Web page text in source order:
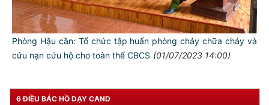
Phòng Hậu cần: Tổ chức tập huấn phòng cháy chữa cháy và
cứu nạn cứu hộ cho toàn thể CBCS (01/07/2023 14:00)
6 ĐIỀU BÁC HỒ DẠY CAND
Đối với nhân dân, phải
KÍNH TRỌNG LỄ PHÉP
Đối với công việc, phải
TẬN TỤY
CƯƠNG QUYẾT, KHÔN KHÉO